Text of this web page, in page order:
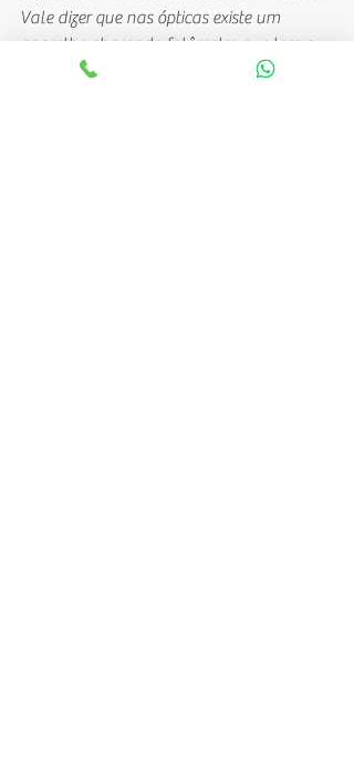
Vale dizer que nas ópticas existe um
aparelho chamado fotômetro que tem a
capacidade de medir o grau de proteção